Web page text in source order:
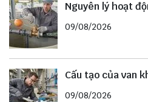
Nguyên lý hoạt
09/08/2026
Cấu tạo của van
09/08/2026